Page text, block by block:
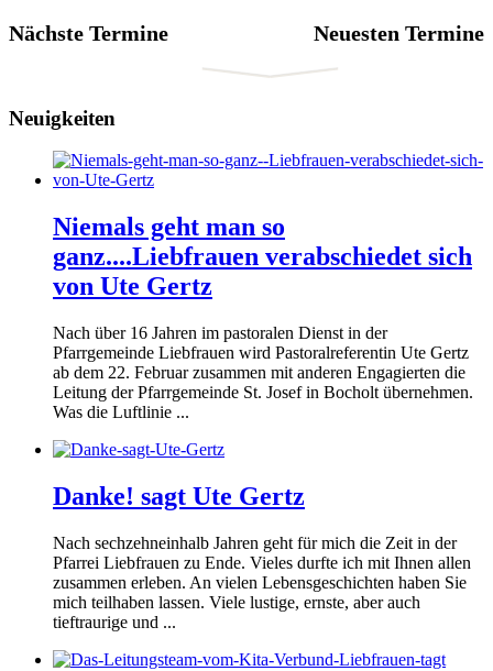
Nächste Termine Neuesten Termine
Neuigkeiten
Niemals geht man so
ganz....Liebfrauen verabschiedet sich
von Ute Gertz
Nach über 16 Jahren im pastoralen Dienst in der
Pfarrgemeinde Liebfrauen wird Pastoralreferentin Ute Gertz
ab dem 22. Februar zusammen mit anderen Engagierten die
Leitung der Pfarrgemeinde St. Josef in Bocholt übernehmen.
Was die Luftlinie ...
Danke! sagt Ute Gertz
Nach sechzehneinhalb Jahren geht für mich die Zeit in der
Pfarrei Liebfrauen zu Ende. Vieles durfte ich mit Ihnen allen
zusammen erleben. An vielen Lebensgeschichten haben Sie
mich teilhaben lassen. Viele lustige, ernste, aber auch
tieftraurige und ...